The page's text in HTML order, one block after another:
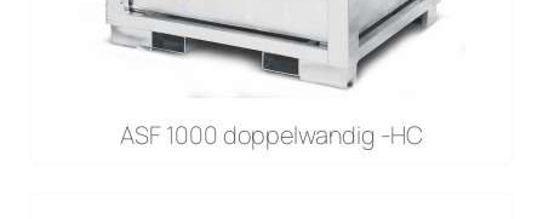
ASF 1000 doppelwandig -HC